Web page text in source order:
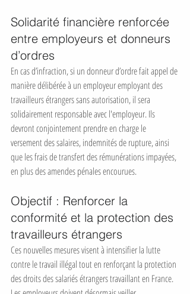
Solidarité financière renforcée
entre employeurs et donneurs
d’ordres
En cas d’infraction, si un donneur d’ordre fait appel de
manière délibérée à un employeur employant des
travailleurs étrangers sans autorisation, il sera
solidairement responsable avec l'employeur. Ils
devront conjointement prendre en charge le
versement des salaires, indemnités de rupture, ainsi
que les frais de transfert des rémunérations impayées,
en plus des amendes pénales encourues.
Objectif : Renforcer la
conformité et la protection des
travailleurs étrangers
Ces nouvelles mesures visent à intensifier la lutte
contre le travail illégal tout en renforçant la protection
des droits des salariés étrangers travaillant en France.